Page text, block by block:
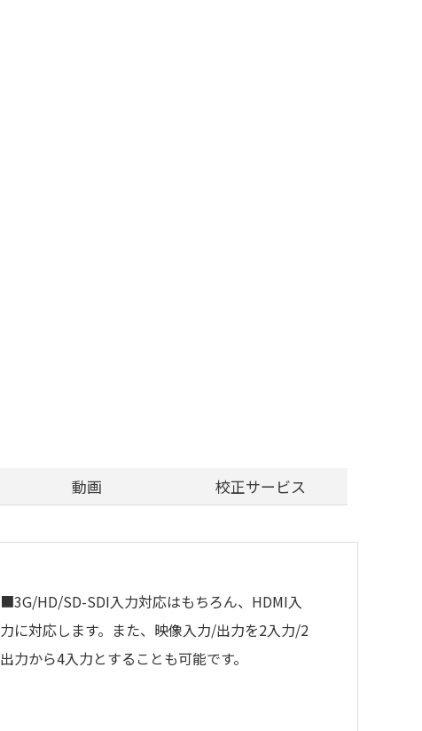
動画
校正サービス
■3G/HD/SD-SDI入力対応はもちろん、HDMI入
力に対応します。また、映像入力/出力を2入力/2
出力から4入力とすることも可能です。